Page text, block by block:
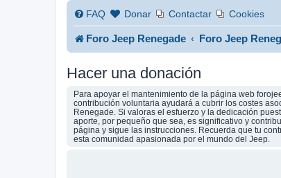
FAQ Donar Contactar Cookies
Foro Jeep Renegade Foro Jeep
Hacer una donación
Para apoyar el mantenimiento de la página web
contribución voluntaria ayudará a cubrir los costes
Renegade. Si valoras el esfuerzo y la dedicación
aporte, por pequeño que sea, es significativo y
página y sigue las instrucciones. Recuerda que tu
esta comunidad apasionada por el mundo del Jeep.